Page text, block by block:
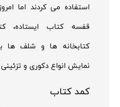
استفاده می کردند اما
قفسه کتاب ایستاده،
کتابخانه ها و شلف ها
نمایش انواع دکوری و
کمد کتاب